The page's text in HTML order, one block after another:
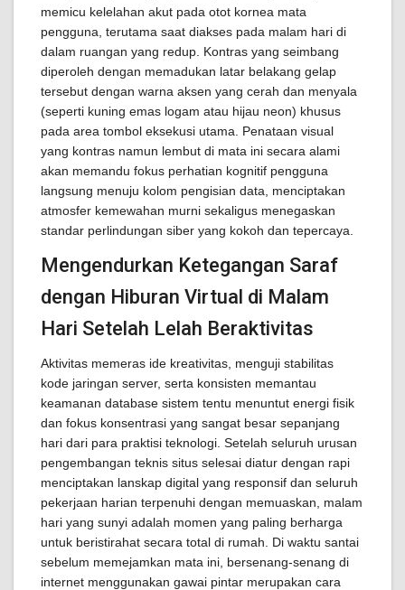
memicu kelelahan akut pada otot kornea mata
pengguna, terutama saat diakses pada malam hari di
dalam ruangan yang redup. Kontras yang seimbang
diperoleh dengan memadukan latar belakang gelap
tersebut dengan warna aksen yang cerah dan menyala
(seperti kuning emas logam atau hijau neon) khusus
pada area tombol eksekusi utama. Penataan visual
yang kontras namun lembut di mata ini secara alami
akan memandu fokus perhatian kognitif pengguna
langsung menuju kolom pengisian data, menciptakan
atmosfer kemewahan murni sekaligus menegaskan
standar perlindungan siber yang kokoh dan tepercaya.
Mengendurkan Ketegangan Saraf
dengan Hiburan Virtual di Malam
Hari Setelah Lelah Beraktivitas
Aktivitas memeras ide kreativitas, menguji stabilitas
kode jaringan server, serta konsisten memantau
keamanan database sistem tentu menuntut energi fisik
dan fokus konsentrasi yang sangat besar sepanjang
hari dari para praktisi teknologi. Setelah seluruh urusan
pengembangan teknis situs selesai diatur dengan rapi
menciptakan lanskap digital yang responsif dan seluruh
pekerjaan harian terpenuhi dengan memuaskan, malam
hari yang sunyi adalah momen yang paling berharga
untuk beristirahat secara total di rumah. Di waktu santai
sebelum memejamkan mata ini, bersenang-senang di
internet menggunakan gawai pintar merupakan cara